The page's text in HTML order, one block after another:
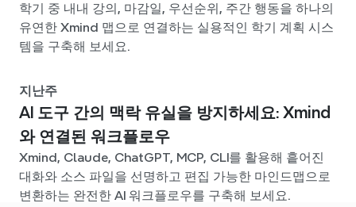
학기 중 내내 강의, 마감일, 우선순위, 주간 행동을 하나의
유연한 Xmind 맵으로 연결하는 실용적인 학기 계획 시스
템을 구축해 보세요.
지난주
AI 도구 간의 맥락 유실을 방지하세요: Xmind
와 연결된 워크플로우
Xmind, Claude, ChatGPT, MCP, CLI를 활용해 흩어진
대화와 소스 파일을 선명하고 편집 가능한 마인드맵으로
변환하는 완전한 AI 워크플로우를 구축해 보세요.